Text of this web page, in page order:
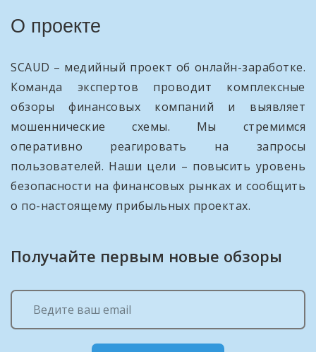
О проекте
SCAUD – медийный проект об онлайн-заработке.
Команда экспертов проводит комплексные
обзоры финансовых компаний и выявляет
мошеннические схемы. Мы стремимся
оперативно реагировать на запросы
пользователей. Наши цели – повысить уровень
безопасности на финансовых рынках и сообщить
о по-настоящему прибыльных проектах.
Получайте первым новые обзоры